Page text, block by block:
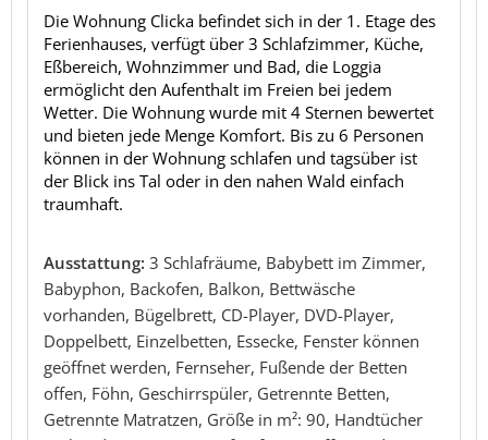
Die Wohnung Clicka befindet sich in der 1. Etage des
Ferienhauses, verfügt über 3 Schlafzimmer, Küche,
Eßbereich, Wohnzimmer und Bad, die Loggia
ermöglicht den Aufenthalt im Freien bei jedem
Wetter. Die Wohnung wurde mit 4 Sternen bewertet
und bieten jede Menge Komfort. Bis zu 6 Personen
können in der Wohnung schlafen und tagsüber ist
der Blick ins Tal oder in den nahen Wald einfach
traumhaft.
Ausstattung: 3 Schlafräume, Babybett im Zimmer,
Babyphon, Backofen, Balkon, Bettwäsche
vorhanden, Bügelbrett, CD-Player, DVD-Player,
Doppelbett, Einzelbetten, Essecke, Fenster können
geöffnet werden, Fernseher, Fußende der Betten
offen, Föhn, Geschirrspüler, Getrennte Betten,
Getrennte Matratzen, Größe in m²: 90, Handtücher